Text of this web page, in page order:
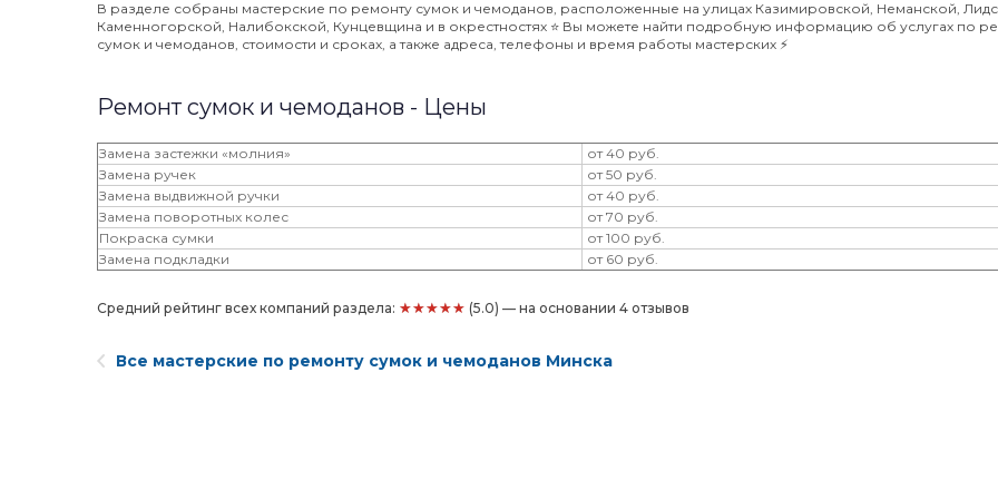
В разделе собраны мастерские по ремонту сумок и чемоданов, расположенные на улицах Казимировской, Неманской,
Каменногорской, Налибокской, Кунцевщина и в окрестностях ⭐️ Вы можете найти подробную информацию об услугах по
сумок и чемоданов, стоимости и сроках, а также адреса, телефоны и время работы мастерских ⚡️
Ремонт сумок и чемоданов - Цены
Замена застежки «молния»
от 40 руб.
Замена ручек
от 50 руб.
Замена выдвижной ручки
от 40 руб.
Замена поворотных колес
от 70 руб.
Покраска сумки
от 100 руб.
Замена подкладки
от 60 руб.
Средний рейтинг всех компаний раздела: ★★★★★ (5.0) — на основании 4 отзывов
Все мастерские по ремонту сумок и чемоданов Минска